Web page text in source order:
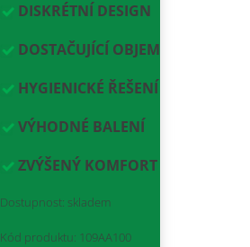
DISKRÉTNÍ DESIGN
DOSTAČUJÍCÍ OBJEM
HYGIENICKÉ ŘEŠENÍ
VÝHODNÉ BALENÍ
ZVÝŠENÝ KOMFORT
Dostupnost: skladem
Kód produktu: 109AA100